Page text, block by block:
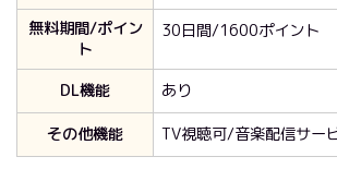
無料期間/ポイン
ト
30日間/1600ポイント
DL機能
あり
その他機能
TV視聴可/音楽配信サー